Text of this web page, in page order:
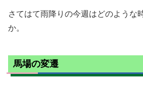
さてはて雨降りの今週はどのような
か。
馬場の変遷